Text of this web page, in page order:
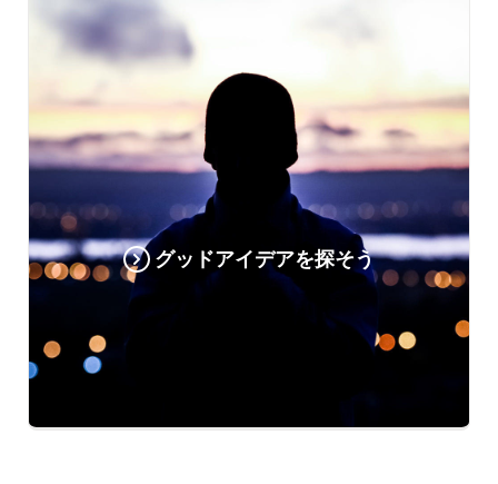
グッドアイデアを探そう